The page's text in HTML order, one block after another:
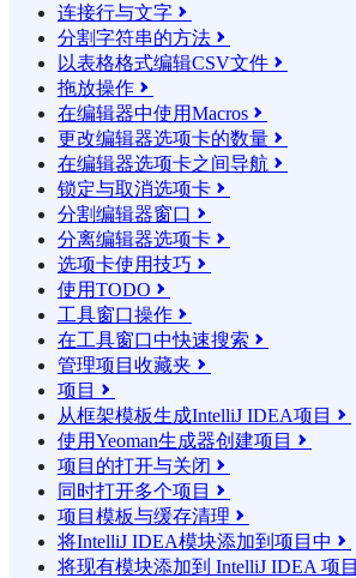
连接行与文字 
分割字符串的方法 
以表格格式编辑CSV文件 
拖放操作 
在编辑器中使用Macros 
更改编辑器选项卡的数量 
在编辑器选项卡之间导航 
锁定与取消选项卡 
分割编辑器窗口 
分离编辑器选项卡 
选项卡使用技巧 
使用TODO 
工具窗口操作 
在工具窗口中快速搜索 
管理项目收藏夹 
项目 
从框架模板生成IntelliJ IDEA项目 
使用Yeoman生成器创建项目 
项目的打开与关闭 
同时打开多个项目 
项目模板与缓存清理 
将IntelliJ IDEA模块添加到项目中 
将现有模块添加到 IntelliJ IDEA 项目